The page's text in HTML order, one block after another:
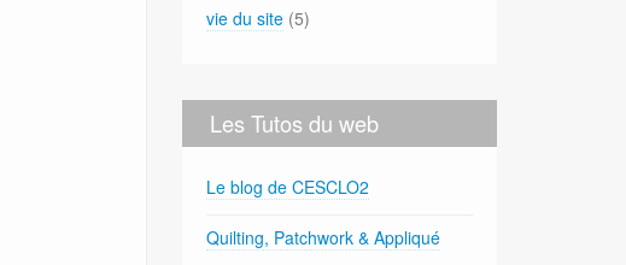
vie du site (5)
Les Tutos du web
Le blog de CESCLO2
Quilting, Patchwork & Appliqué